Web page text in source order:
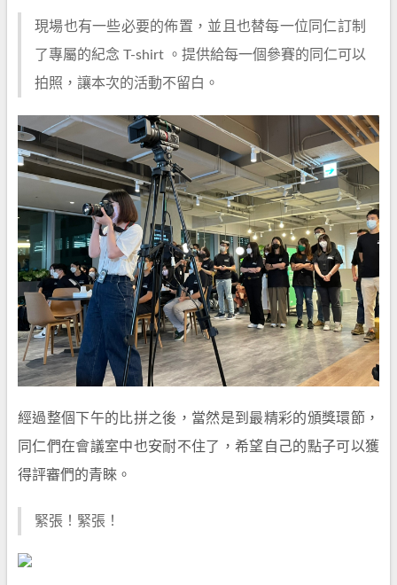
現場也有一些必要的佈置，並且也替每一位同仁訂制
了專屬的紀念 T-shirt 。提供給每一個參賽的同仁可以
拍照，讓本次的活動不留白。
經過整個下午的比拼之後，當然是到最精彩的頒獎環節，
同仁們在會議室中也安耐不住了，希望自己的點子可以獲
得評審們的青睞。
緊張！緊張！